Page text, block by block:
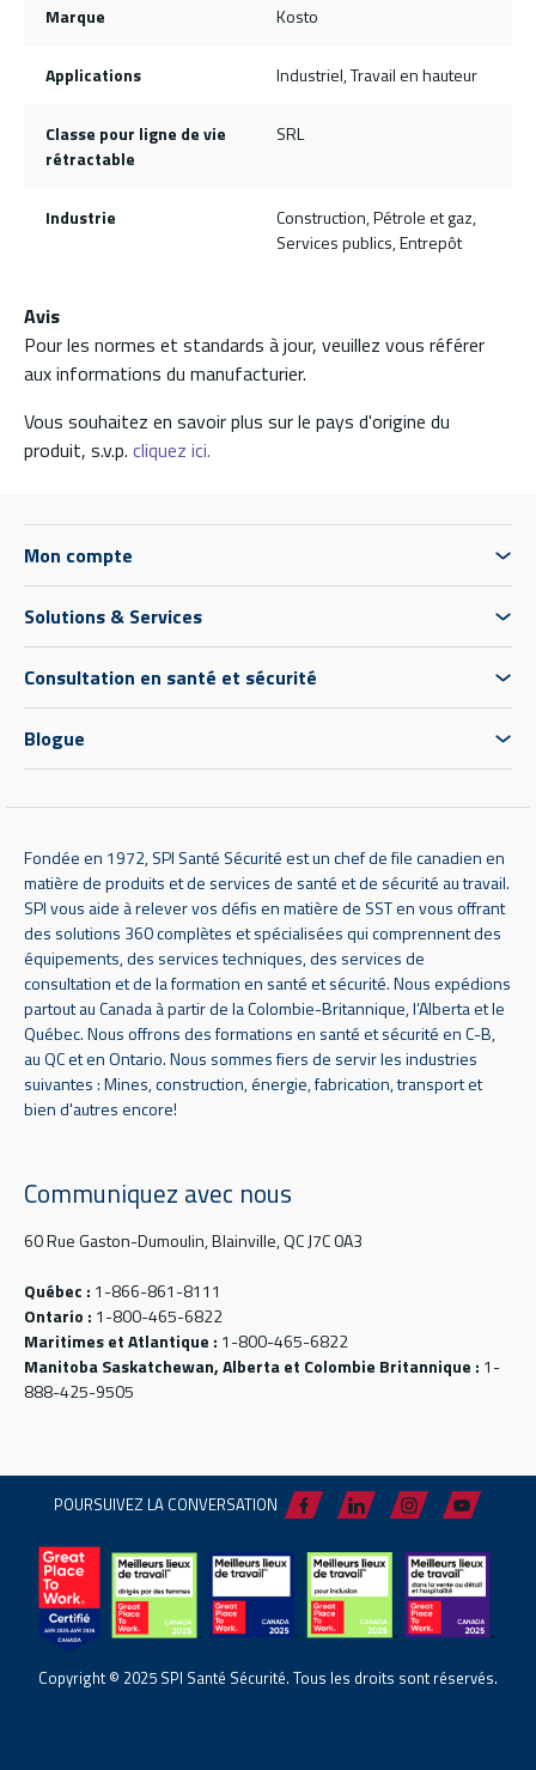
Marque Kosto
Applications Industriel, Travail en hauteur
Classe pour ligne de vie
rétractable
SRL
Industrie
Construction, Pétrole et gaz,
Services publics, Entrepôt
Avis
Pour les normes et standards à jour, veuillez vous référer
aux informations du manufacturier.
Vous souhaitez en savoir plus sur le pays d'origine du
produit, s.v.p. cliquez ici.
Mon compte
Solutions & Services
Consultation en santé et sécurité
Blogue
Fondée en 1972, SPI Santé Sécurité est un chef de file canadien en
matière de produits et de services de santé et de sécurité au travail.
SPI vous aide à relever vos défis en matière de SST en vous offrant
des solutions 360 complètes et spécialisées qui comprennent des
équipements, des services techniques, des services de
consultation et de la formation en santé et sécurité. Nous expédions
partout au Canada à partir de la Colombie-Britannique, l’Alberta et le
Québec. Nous offrons des formations en santé et sécurité en C-B,
au QC et en Ontario. Nous sommes fiers de servir les industries
suivantes : Mines, construction, énergie, fabrication, transport et
bien d'autres encore!
Communiquez avec nous
60 Rue Gaston-Dumoulin, Blainville, QC J7C 0A3
Québec : 1-866-861-8111
Ontario : 1-800-465-6822
Maritimes et Atlantique : 1-800-465-6822
Manitoba Saskatchewan, Alberta et Colombie Britannique : 1-
888-425-9505
POURSUIVEZ LA CONVERSATION
Copyright © 2025 SPI Santé Sécurité. Tous les droits sont réservés.